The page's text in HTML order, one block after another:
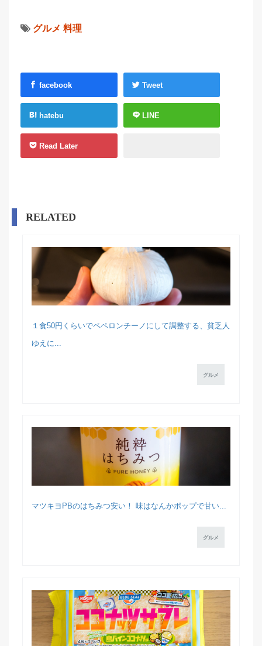
グルメ 料理
facebook Tweet
hatebu LINE
Read Later
RELATED
１食50円くらいでペペロンチーノにして調整する、貧乏人
ゆえに...
グルメ
マツキヨPBのはちみつ安い！ 味はなんかポップで甘い...
グルメ